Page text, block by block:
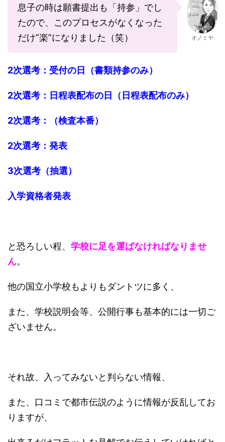
息子の時は願書提出も「持参」でし
たので、このプロセスがなくなった
だけ”楽”になりました（笑）
オノミヤ
2次選考：受付の日（書類持参のみ）
2次選考：日程表配布の日（日程表配布のみ）
2次選考：（検査本番）
2次選考：発表
3次選考（抽選）
入学資格者発表
と恐ろしい程、 学校に足を運ばなければなりませ
ん。
他の国立小学校もよりもダントツに多く、
また、学校説明会等、公開行事も基本的には一切ご
ざいません。
それ故、入ってみないと判らない情報、
また、口コミで都市伝説のように情報が反乱してお
りますが、